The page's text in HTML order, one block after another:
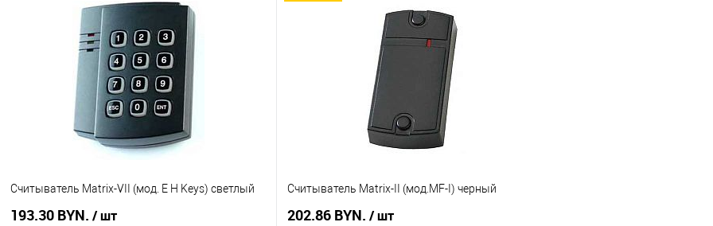
В корзину
Купить в 1 клик
Сравнение
В наличии
В корзину
Сравнение
В наличии
Считыватель Matrix-VII (мод. E H Keys) светлый
193.30 BYN. / шт
Считыватель Matrix-II (мод.MF-I) черный
202.86 BYN. / шт